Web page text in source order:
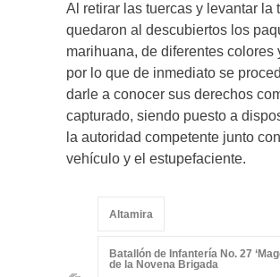
Al retirar las tuercas y levantar la
quedaron al descubiertos los
marihuana, de diferentes colores
por lo que de inmediato se
darle a conocer sus derechos
capturado, siendo puesto a
la autoridad competente junto
vehículo y el estupefaciente.
Altamira
Batallón de Infantería No. 27
de la Novena Brigada